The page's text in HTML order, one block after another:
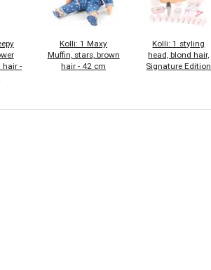
hair -
Kolli: 1 Maxy
Muffin, stars, brown
hair - 42 cm
Kolli: 1 styling
head, blond hair,
Signature Edition